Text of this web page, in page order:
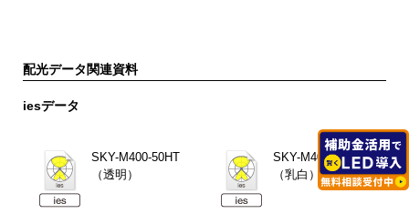
配光データ関連資料
iesデータ
SKY-M400-50HT
（透明）
SKY-M400-50HK
（乳白）